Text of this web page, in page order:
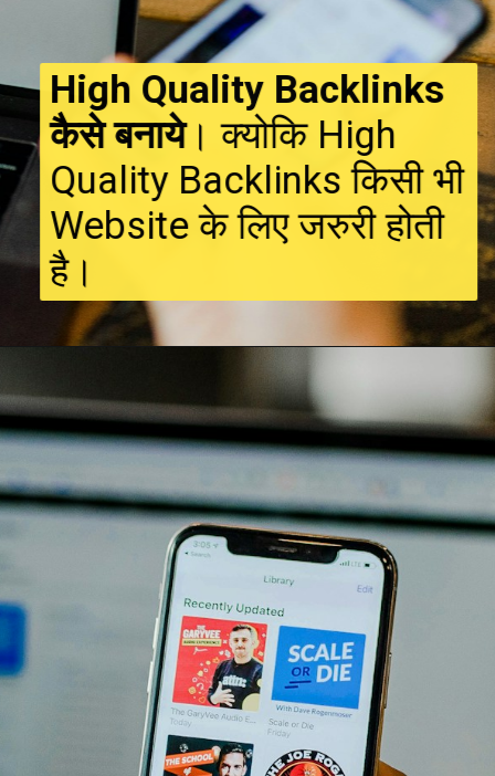
High Quality Backlinks
कैसे बनाये। क्योकि High
Quality Backlinks किसी भी
Website के लिए जरुरी होती
है।